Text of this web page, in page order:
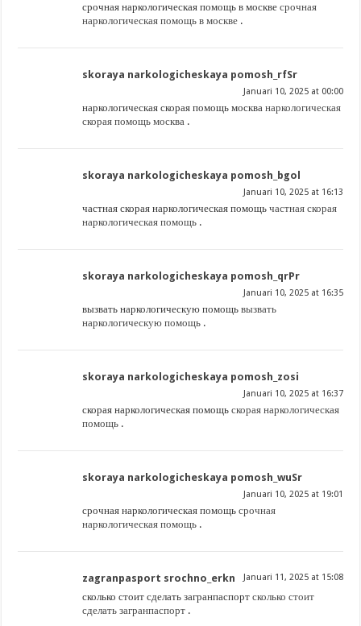
срочная наркологическая помощь в москвесрочная
наркологическая помощь в москве .
skoraya narkologicheskaya pomosh_rfSr
Januari 10, 2025 at 00:00
наркологическая скорая помощь москванаркологическая
скорая помощь москва .
skoraya narkologicheskaya pomosh_bgol
Januari 10, 2025 at 16:13
частная скорая наркологическая помощьчастная скорая
наркологическая помощь .
skoraya narkologicheskaya pomosh_qrPr
Januari 10, 2025 at 16:35
вызвать наркологическую помощьвызвать
наркологическую помощь .
skoraya narkologicheskaya pomosh_zosi
Januari 10, 2025 at 16:37
скорая наркологическая помощьскорая наркологическая
помощь .
skoraya narkologicheskaya pomosh_wuSr
Januari 10, 2025 at 19:01
срочная наркологическая помощьсрочная
наркологическая помощь .
zagranpasport srochno_erkn Januari 11, 2025 at 15:08
сколько стоит сделать загранпаспортсколько стоит
сделать загранпаспорт .